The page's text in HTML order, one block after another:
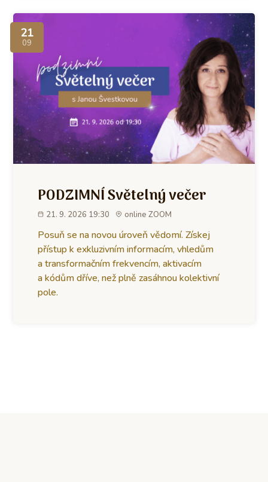
21
09
PODZIMNÍ Světelný večer
21. 9. 2026 19:30 online ZOOM
Posuň se na novou úroveň vědomí. Získej
přístup k exkluzivním informacím, vhledům
a transformačním frekvencím, aktivacím
a kódům dříve, než plně zasáhnou kolektivní
pole.